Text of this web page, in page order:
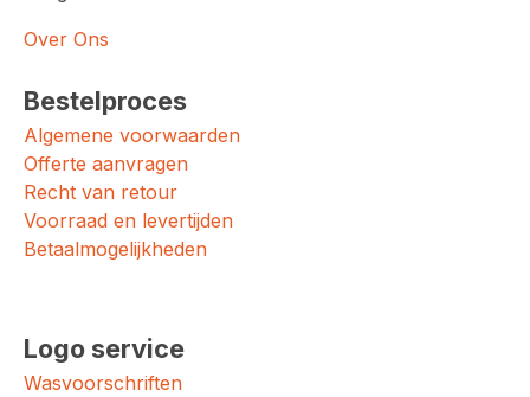
Over Ons
Bestelproces
Algemene voorwaarden
Offerte aanvragen
Recht van retour
Voorraad en levertijden
Betaalmogelijkheden
Logo service
Wasvoorschriften